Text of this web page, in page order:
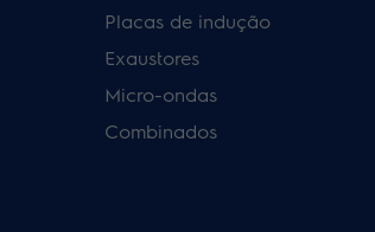
Placas de indução
Exaustores
Micro-ondas
Combinados